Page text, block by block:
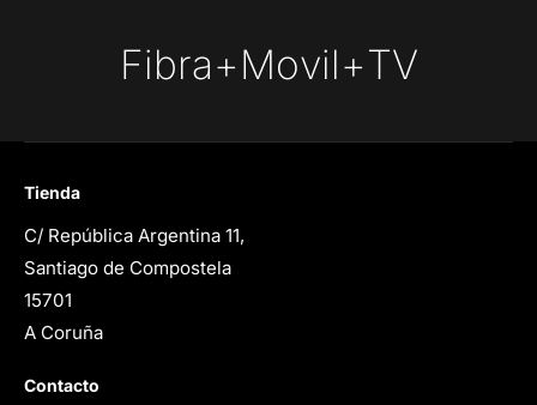
Fibra+Movil+TV
Tienda
C/ República Argentina 11,
Santiago de Compostela
15701
A Coruña
Contacto